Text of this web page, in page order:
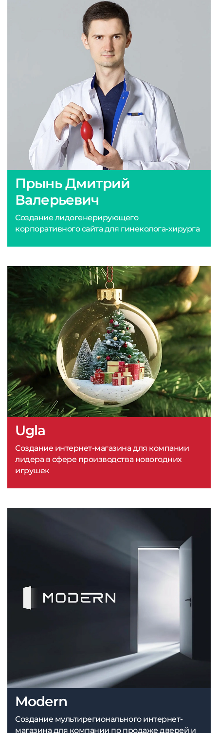
Ugla
Создание интернет-магазина для компании
лидера в сфере производства новогодних
игрушек
Прынь Дмитрий
Валерьевич
Создание лидогенерирующего
корпоративного сайта для гинеколога-хирурга
Modern
Создание мультирегионального интернет-
магазина для компании по продаже дверей и